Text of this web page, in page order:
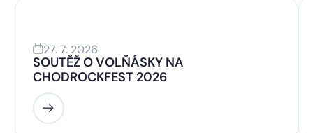
27. 7. 2026
SOUTĚŽ O VOLŇÁSKY NA
CHODROCKFEST 2026